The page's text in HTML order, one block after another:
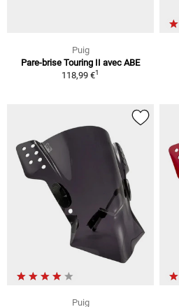
Puig
Pare-brise Touring II avec ABE
118,99 €1
Puig